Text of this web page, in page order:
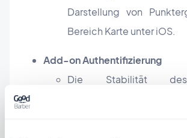
Darstellung von
Bereich Karte unter iOS.
Add-on Authentifizierung
Die Stabilität
"Benutzerprofil" wurde